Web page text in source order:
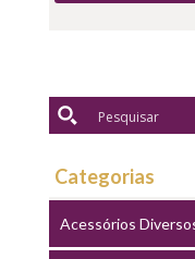
Categorias
Acessórios